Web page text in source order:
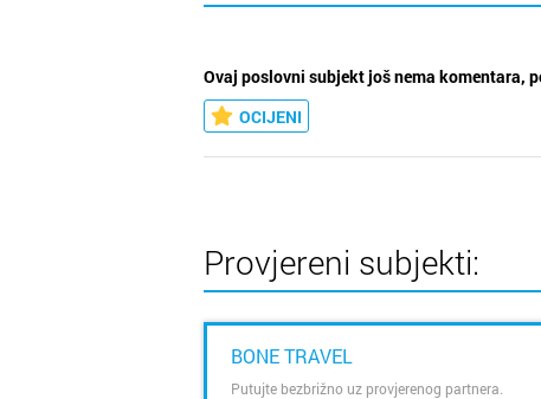
Ovaj poslovni subjekt još nema komentara,
OCIJENI
Provjereni subjekti:
BONE TRAVEL
Putujte bezbrižno uz provjerenog partnera.